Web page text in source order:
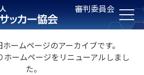
審判委員会
ームページのアーカイブです。
ホームページをリニューアルしまし
た。